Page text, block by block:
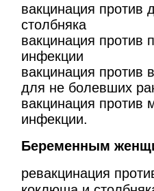
вакцинация против
столбняка
вакцинация против
инфекции
вакцинация против
для не болевших
вакцинация против
инфекции.
Беременным
ревакцинация